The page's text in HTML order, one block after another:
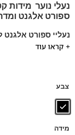
נעלי נוער מידות
ספורט אלגנט
נעליי ספורט אלגנט
נעלים רחבות יחסית
ניתן לשלוף את
ספידות וביטנות
דגם זה מגיע במידות : 39-46 לחץ כאן
דגם זה מגיע במידה גדולה: 47-48
+ קראו עוד
צבע
מידה